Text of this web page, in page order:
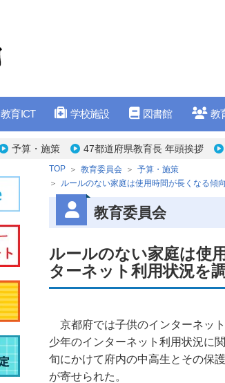
教育ICT 学校施設 図書館 教
予算・施策 47都道府県教育長 年頭挨拶
TOP 教育委員会
予算・施策
ルールのない家庭は使用時間が長くなる傾
教育委員会
ルールのない家庭は使
ターネット利用状況を
京都府では子供のインターネッ
少年のインターネット利用状況に
旬にかけて府内の中高生とその保
が寄せられた。